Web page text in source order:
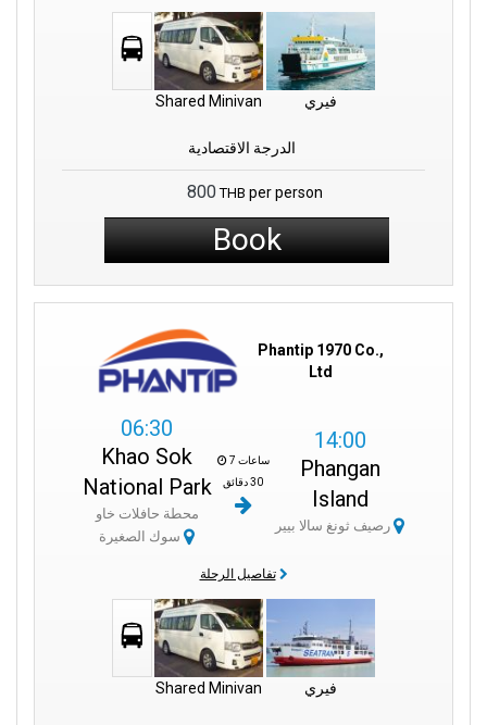
Shared Minivan فيري
الدرجة الاقتصادية
800 THB per person
Book
Phantip 1970 Co.,
Ltd
06:30
Khao Sok
National Park
محطة حافلات خاو
سوك الصغيرة
7 ساعات
30 دقائق
14:00
Phangan
Island
رصيف ثونغ سالا بيير
تفاصيل الرحلة
Shared Minivan فيري